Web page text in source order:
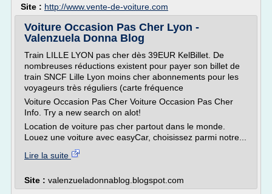
Site : http://www.vente-de-voiture.com
Voiture Occasion Pas Cher Lyon -
Valenzuela Donna Blog
Train LILLE LYON pas cher dès 39EUR KelBillet. De
nombreuses réductions existent pour payer son billet de
train SNCF Lille Lyon moins cher abonnements pour les
voyageurs très réguliers (carte fréquence
Voiture Occasion Pas Cher Voiture Occasion Pas Cher
Info. Try a new search on alot!
Location de voiture pas cher partout dans le monde.
Louez une voiture avec easyCar, choisissez parmi notre...
Lire la suite
Site : valenzueladonnablog.blogspot.com